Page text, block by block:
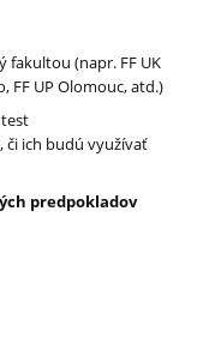
(napr. FF UK
FF UP Olomouc, atd.)
test
či ich budú využívať
predpokladov